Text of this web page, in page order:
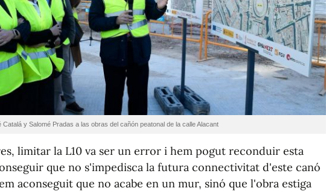
y Salomé Pradas a las obras del cañón peatonal de la calle Alacant
limitar la L10 va ser un error i hem pogut reconduir esta
que no s'impedisca la futura connectivitat d'este canó
aconseguit que no acabe en un mur, sinó que l'obra estiga